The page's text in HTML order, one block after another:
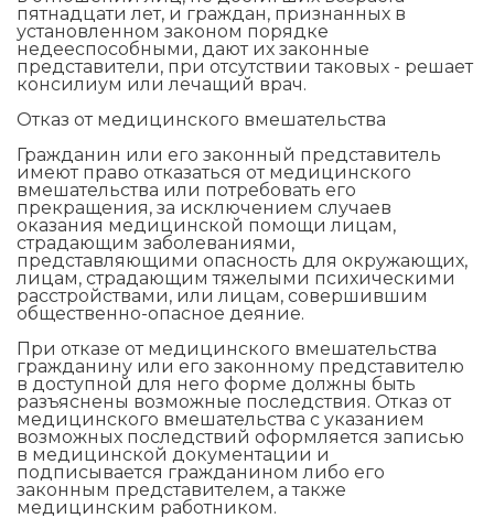
пятнадцати лет, и граждан, признанных в
установленном законом порядке
недееспособными, дают их законные
представители, при отсутствии таковых - решает
консилиум или лечащий врач.
Отказ от медицинского вмешательства
Гражданин или его законный представитель
имеют право отказаться от медицинского
вмешательства или потребовать его
прекращения, за исключением случаев
оказания медицинской помощи лицам,
страдающим заболеваниями,
представляющими опасность для окружающих,
лицам, страдающим тяжелыми психическими
расстройствами, или лицам, совершившим
общественно-опасное деяние.
При отказе от медицинского вмешательства
гражданину или его законному представителю
в доступной для него форме должны быть
разъяснены возможные последствия. Отказ от
медицинского вмешательства с указанием
возможных последствий оформляется записью
в медицинской документации и
подписывается гражданином либо его
законным представителем, а также
медицинским работником.